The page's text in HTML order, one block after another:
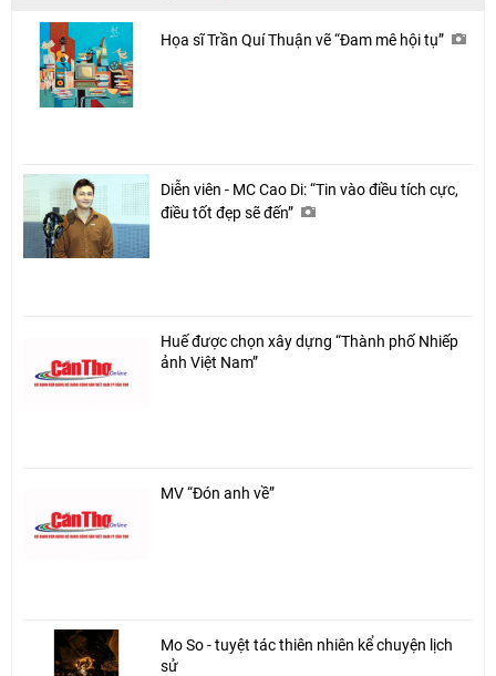
Họa sĩ Trần Quí Thuận vẽ “Đam mê hội tụ”
Diễn viên - MC Cao Di: “Tin vào điều tích cực,
điều tốt đẹp sẽ đến”
Huế được chọn xây dựng “Thành phố Nhiếp
ảnh Việt Nam”
MV “Đón anh về”
Mo So - tuyệt tác thiên nhiên kể chuyện lịch
sử